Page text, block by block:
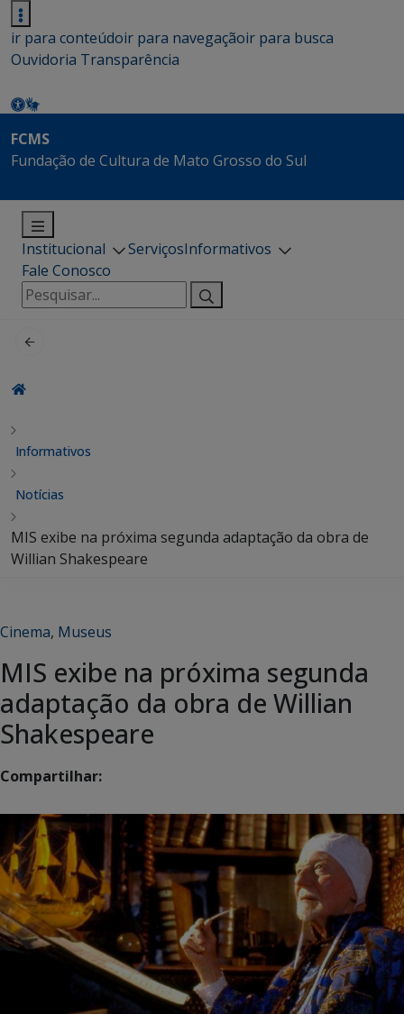
ir para conteúdoir para navegaçãoir para busca
Ouvidoria Transparência
FCMS
Fundação de Cultura de Mato Grosso do Sul
Institucional ServiçosInformativos
Fale Conosco
Pesquisar
por:
Informativos
Notícias
MIS exibe na próxima segunda adaptação da obra de
Willian Shakespeare
Cinema, Museus
MIS exibe na próxima segunda
adaptação da obra de Willian
Shakespeare
Compartilhar: